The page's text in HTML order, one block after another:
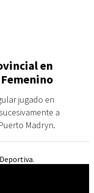
en
jugado en
a
Madryn.